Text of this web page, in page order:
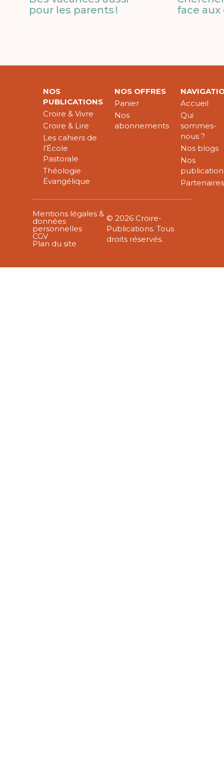
pour les parents !
face aux
NOS
PUBLICATIONS
Croire & Vivre
Croire & Lire
Les cahiers de
l’École
Pastorale
Théologie
Évangélique
NOS OFFRES
Panier
Nos
abonnements
Accueil
Qui
sommes-
nous ?
Nos blogs
Nos
Partenaires
Mentions légales &
données
personnelles
CGV
Plan du site
© 2026 Croire-
Publications. Tous
droits réservés.